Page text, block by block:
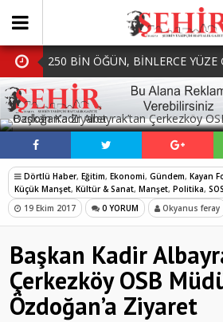
250 BİN ÖĞÜN, BİNLERCE YÜZE
BAŞKAN MÜGE YILDIZ TOPAK:
BELEDİYECİLİKTE HİÇBİR
BIRAKMIYORUZ!’
MHP Çorlu İlçe Teşkilatında Yeni
Mazbatalar Alındı
Dolu Vurdu, Büyükşehir Üreticiyi
SOFRALARDA BEREKETİ,
BÜYÜTÜYORUZ!
SOSYAL MEDYADA
Dörtlü Haber, Eğitim, Ekonomi, Gündem, Kayan
Küçük Manşet, Kültür & Sanat, Manşet, Politika,
19 Ekim 2017
0 YORUM Okyanus feray
Başkan Kadir
Çerkezköy OSB
Özdoğan’a Ziyaret